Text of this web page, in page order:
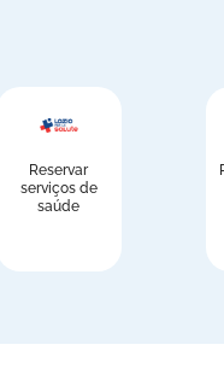
Reservar
serviços de
saúde